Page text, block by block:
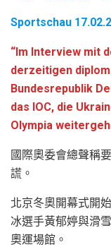
Sportschau
“Im Interview mit
derzeitigen
Bundesrepublik
das IOC, die
Olympia
國際奧委會總聲稱
謊。
北京冬奧開幕式開
冰選手黃郁婷與滑
奧運場館。